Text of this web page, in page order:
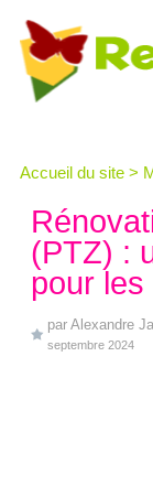
Accueil du site >
(PTZ) :
pour
par Alexandre
septembre 2024